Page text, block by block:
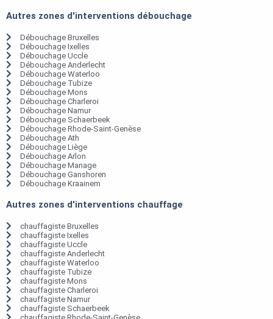
Autres zones d'interventions débouchage
Débouchage Bruxelles
Débouchage Ixelles
Débouchage Uccle
Débouchage Anderlecht
Débouchage Waterloo
Débouchage Tubize
Débouchage Mons
Débouchage Charleroi
Débouchage Namur
Débouchage Schaerbeek
Débouchage Rhode-Saint-Genèse
Débouchage Ath
Débouchage Liège
Débouchage Arlon
Débouchage Manage
Débouchage Ganshoren
Débouchage Kraainem
Autres zones d'interventions chauffage
chauffagiste Bruxelles
chauffagiste Ixelles
chauffagiste Uccle
chauffagiste Anderlecht
chauffagiste Waterloo
chauffagiste Tubize
chauffagiste Mons
chauffagiste Charleroi
chauffagiste Namur
chauffagiste Schaerbeek